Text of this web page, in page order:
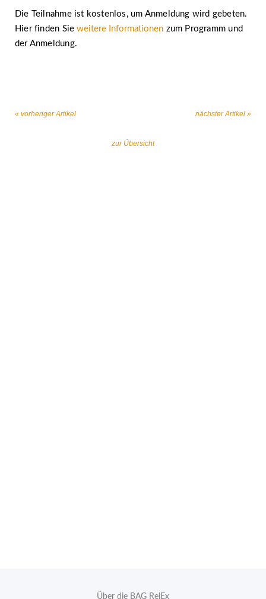
Die Teilnahme ist kostenlos, um Anmeldung wird gebeten.
Hier finden Sieweitere Informationen zum Programm und
der Anmeldung.
« vorheriger Artikel
zur Übersicht
nächster Artikel »
Über die BAG RelEx